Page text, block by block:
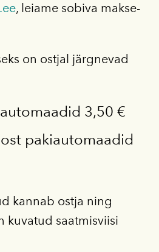
, leiame sobiva makse-
on ostjal järgnevad
3,50 €
pakiautomaadid
kannab ostja ning
kuvatud saatmisviisi